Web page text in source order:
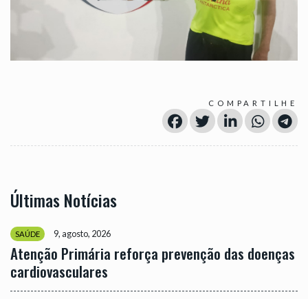
COMPARTILHE
Últimas Notícias
SAÚDE 9, agosto, 2026
Atenção Primária reforça prevenção das doenças
cardiovasculares